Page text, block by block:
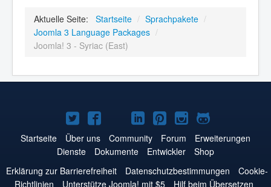
Aktuelle Seite: Startseite / Sprachpakete /
Joomla 3 Language Packages /
Joomla! 3 - Syriac (East)
Joomla!
auf
Twitter
Joomla!
auf
Facebook
Joomla!
auf
YouTube
Joomla!
auf
LinkedIn
Joomla!
auf
Pinterest
Joomla!
auf
Instagram
Joomla!
auf
GitHub
Startseite Über uns Community Forum
Erweiterungen
Dienste
Dokumente Entwickler
Shop
Erklärung zur Barrierefreiheit
Datenschutzbestimmungen
Cookie-
Richtlinien
Unterstütze Joomla! mit $5 Hilf beim Übersetzen